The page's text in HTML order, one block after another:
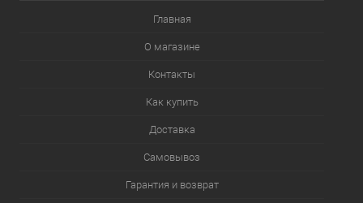
Главная
О магазине
Контакты
Как купить
Доставка
Самовывоз
Гарантия и возврат